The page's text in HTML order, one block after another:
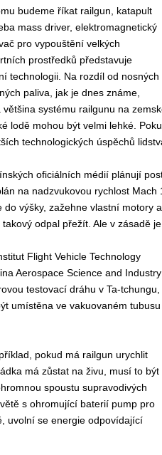
budeme říkat railgun, katapult
mass driver, elektromagnetický
pro vypouštění velkých
prostředků představuje
technologii. Na rozdíl od nosných
paliva, jak je dnes známe,
většina systému railgunu na
lodě mohou být velmi lehké.
technologických úspěchů
oficiálních médií plánují
na nadzvukovou rychlost
do výšky, zažehne vlastní motory
odpal přežít. Ale v zásadě
Flight Vehicle Technology
Aerospace Science and Industry
testovací dráhu v Ta-tchungu,
umístěna ve vakuovaném tubusu
pokud má railgun urychlit
má zůstat na živu, musí to být
spoustu supravodivých
s ohromující baterií pump pro
uvolní se energie odpovídající